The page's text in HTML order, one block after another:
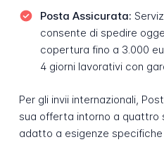
Posta Assicurata:
consente di spedire
copertura fino a 3.000
4 giorni lavorativi con
Per gli invii internazionali,
sua offerta intorno a quattro
adatto a esigenze specifiche